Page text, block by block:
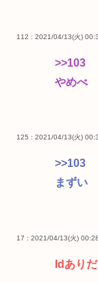
112 : 2021/04/13(火)
>>103
やめべ
125 : 2021/04/13(火)
>>103
まずい
17 : 2021/04/13(火)
Idあり